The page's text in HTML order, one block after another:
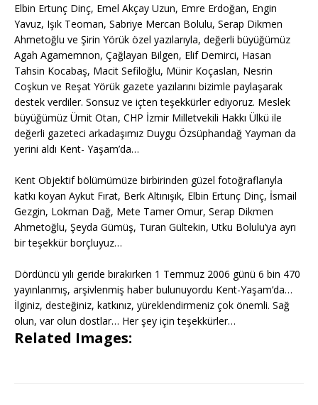
Elbin Ertunç Dinç, Emel Akçay Uzun, Emre Erdoğan, Engin
Yavuz, Işık Teoman, Sabriye Mercan Bolulu, Serap Dikmen
Ahmetoğlu ve Şirin Yörük özel yazılarıyla, değerli büyüğümüz
Agah Agamemnon, Çağlayan Bilgen, Elif Demirci, Hasan
Tahsin Kocabaş, Macit Sefiloğlu, Münir Koçaslan, Nesrin
Coşkun ve Reşat Yörük gazete yazılarını bizimle paylaşarak
destek verdiler. Sonsuz ve içten teşekkürler ediyoruz. Meslek
büyüğümüz Ümit Otan, CHP İzmir Milletvekili Hakkı Ülkü ile
değerli gazeteci arkadaşımız Duygu Özsüphandağ Yayman da
yerini aldı Kent- Yaşam’da…
Kent Objektif bölümümüze birbirinden güzel fotoğraflarıyla
katkı koyan Aykut Fırat, Berk Altınışık, Elbin Ertunç Dinç, İsmail
Gezgin, Lokman Dağ, Mete Tamer Omur, Serap Dikmen
Ahmetoğlu, Şeyda Gümüş, Turan Gültekin, Utku Bolulu’ya ayrı
bir teşekkür borçluyuz…
Dördüncü yılı geride bırakırken 1 Temmuz 2006 günü 6 bin 470
yayınlanmış, arşivlenmiş haber bulunuyordu Kent-Yaşam’da…
İlginiz, desteğiniz, katkınız, yüreklendirmeniz çok önemli. Sağ
olun, var olun dostlar… Her şey için teşekkürler…
Related Images: